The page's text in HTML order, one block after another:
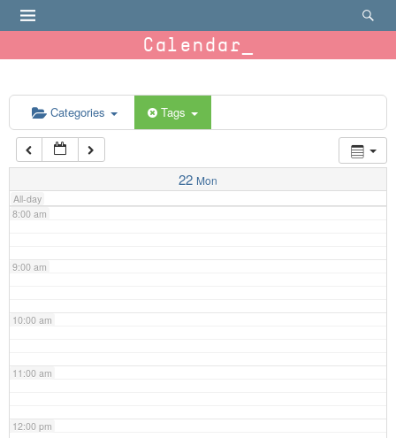
Calendar
Categories Tags
22 Mon
All-day
6:00 am
7:00 am
8:00 am
9:00 am
10:00 am
11:00 am
12:00 pm